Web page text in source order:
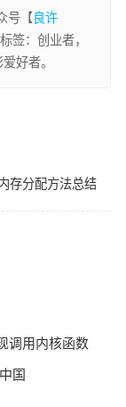
号【 良许
签：创业者，
好者。
存分配方法总结
调用内核函数
国